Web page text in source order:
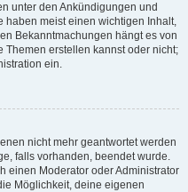
unter den Ankündigungen und
haben meist einen wichtigen Inhalt,
Bekanntmachungen hängt es von
erstellen kannst oder nicht;
ein.
nicht mehr geantwortet werden
falls vorhanden, beendet wurde.
einen Moderator oder Administrator
Möglichkeit, deine eigenen